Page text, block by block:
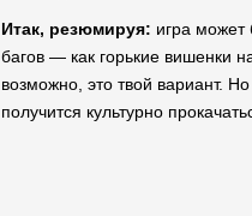
Итак, резюмируя: игра может
багов — как горькие вишенки
возможно, это твой вариант.
получится культурно